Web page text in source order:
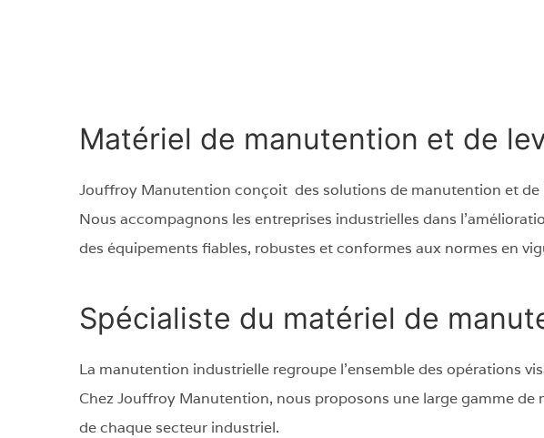
Matériel de manutention et de
Jouffroy Manutention conçoit des solutions de manutention et
Nous accompagnons les entreprises industrielles dans
des équipements fiables, robustes et conformes aux normes en
Spécialiste du matériel de
La manutention industrielle regroupe l’ensemble des opérations
Chez Jouffroy Manutention, nous proposons une large gamme
de chaque secteur industriel.